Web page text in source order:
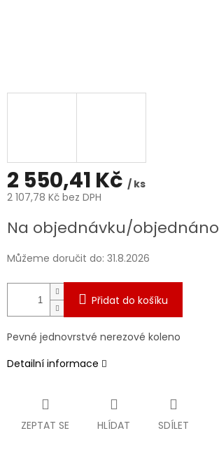
2 550,41 Kč / ks
2 107,78 Kč bez DPH
cena:
Na objednávku/objednáno
Můžeme doručit do: 31.8.2026
Přidat do košíku
Pevné jednovrstvé nerezové koleno
Detailní informace
ZEPTAT SE HLÍDAT SDÍLET